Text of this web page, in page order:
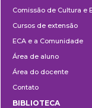
e
Extensão
Comissão de Cultura e
Cursos de extensão
ECA e a Comunidade
Área de aluno
Área do docente
Contato
BIBLIOTECA